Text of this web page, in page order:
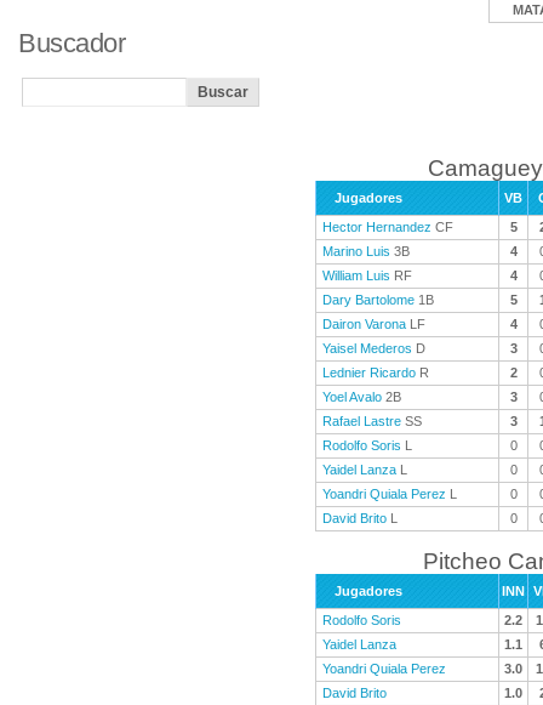
Jugadores VB
Hector Hernandez CF 5
Marino Luis 3B 4
William Luis RF 4
Dary Bartolome 1B 5
Dairon Varona LF 4
Yaisel Mederos D 3
Lednier Ricardo R 2
Yoel Avalo 2B 3
Rafael Lastre SS 3
Rodolfo Soris L 0
Yaidel Lanza L 0
Yoandri Quiala Perez L 0
David Brito L 0
Pitcheo
Jugadores INN
Rodolfo Soris
2.2
Yaidel Lanza
1.1
Yoandri Quiala Perez
3.0
David Brito
1.0
Buscador